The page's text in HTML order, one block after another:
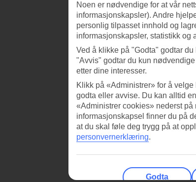
Noen er nødvendige for at vår
informasjonskapsler). Andre
personlig tilpasset innhold og
informasjonskapsler, statistikk og
Ved å klikke på "Godta" godtar
"Avvis" godtar du kun
etter dine interesser.
Klikk på «Administrer» for å
godta eller avvise. Du kan alltid
«Administrer cookies» nederst
informasjonskapsel finner du på
at du skal føle deg trygg på at
personvernerklæring.
Godta